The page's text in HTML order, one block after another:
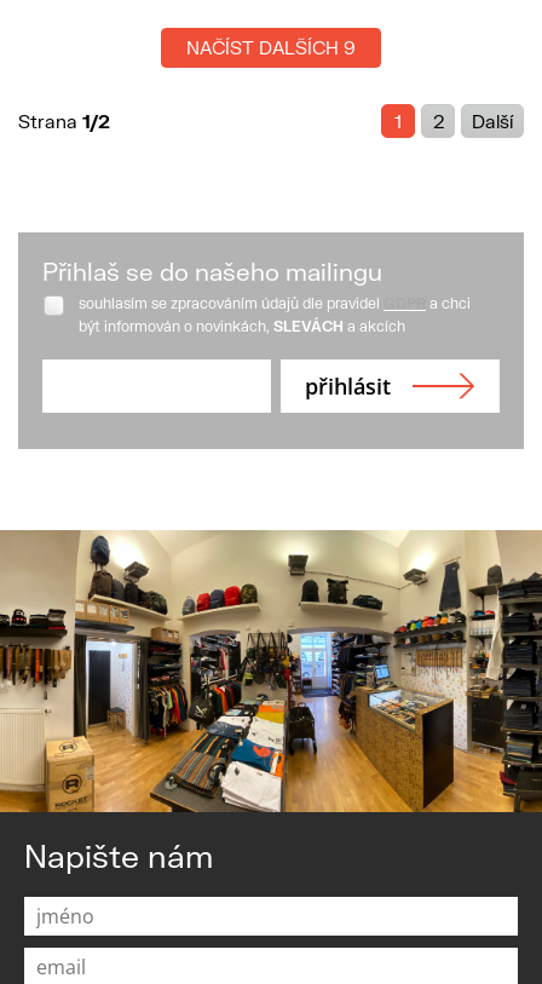
NAČÍST DALŠÍCH 9
Strana 1/2 Další
2
1
Přihlaš se do našeho mailingu
souhlasím se zpracováním údajů dle pravidel
a chci
být informován o novinkách, SLEVÁCH a akcích
Napište nám